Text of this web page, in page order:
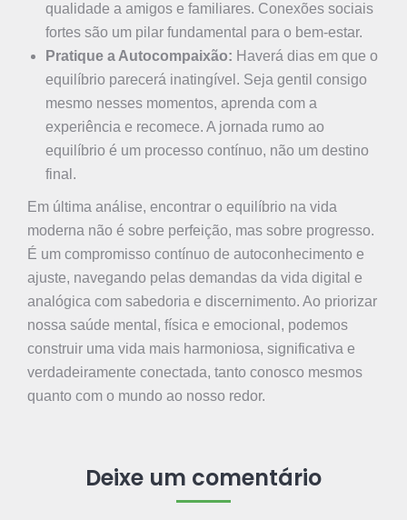
qualidade a amigos e familiares. Conexões sociais
fortes são um pilar fundamental para o bem-estar.
Pratique a Autocompaixão: Haverá dias em que o
equilíbrio parecerá inatingível. Seja gentil consigo
mesmo nesses momentos, aprenda com a
experiência e recomece. A jornada rumo ao
equilíbrio é um processo contínuo, não um destino
final.
Em última análise, encontrar o equilíbrio na vida
moderna não é sobre perfeição, mas sobre progresso.
É um compromisso contínuo de autoconhecimento e
ajuste, navegando pelas demandas da vida digital e
analógica com sabedoria e discernimento. Ao priorizar
nossa saúde mental, física e emocional, podemos
construir uma vida mais harmoniosa, significativa e
verdadeiramente conectada, tanto conosco mesmos
quanto com o mundo ao nosso redor.
Deixe um comentário